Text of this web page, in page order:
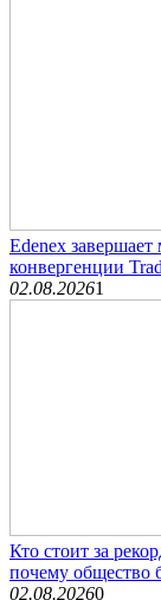
Edenex
конвергенции
02.08.20261
Кто стоит за
почему общество
02.08.20260